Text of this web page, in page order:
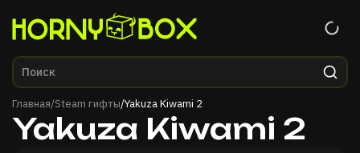
Главная/Steam гифты/Yakuza Kiwami 2
Yakuza Kiwami 2